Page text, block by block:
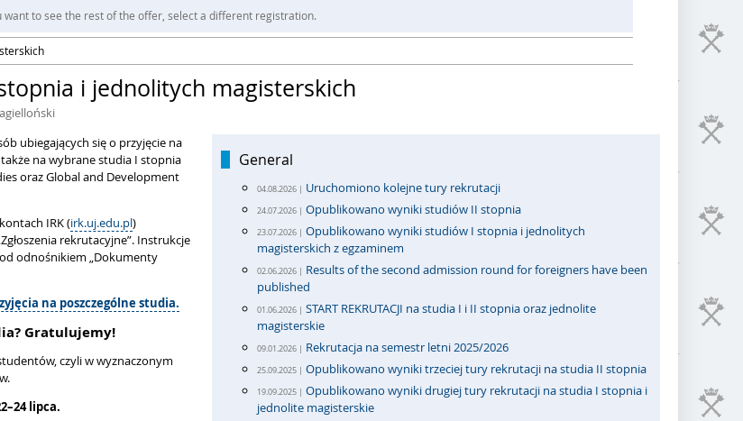
to see the rest of the offer, select a different registration.
i jednolitych magisterskich
General
04.08.2026 | Uruchomiono kolejne tury rekrutacji
24.07.2026 | Opublikowano wyniki studiów II stopnia
23.07.2026 | Opublikowano wyniki studiów I stopnia i jednolitych
magisterskich z egzaminem
02.06.2026 | Results of the second admission round for foreigners have been
published
01.06.2026 | START REKRUTACJI na studia I i II stopnia oraz jednolite
magisterskie
09.01.2026 | Rekrutacja na semestr letni 2025/2026
25.09.2025 | Opublikowano wyniki trzeciej tury rekrutacji na studia II stopnia
19.09.2025 | Opublikowano wyniki drugiej tury rekrutacji na studia I stopnia i
jednolite magisterskie
ubiegających się o przyjęcie na
na wybrane studia I stopnia
oraz Global and Development
IRK (irk.uj.edu.pl)
rekrutacyjne”. Instrukcje
odnośnikiem „Dokumenty
na poszczególne studia.
Gratulujemy!
czyli w wyznaczonym
lipca.